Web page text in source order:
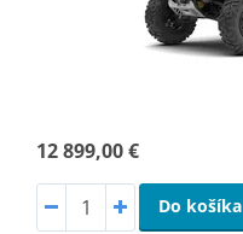
12 899,00 €
Do košíka